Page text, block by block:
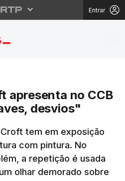
Entrar
Croft
apresenta no CCB
desvios"
tem em exposição
com pintura. No
a repetição é usada
olhar demorado sobre